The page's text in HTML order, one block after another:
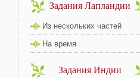
Задания Лапландии
Из нескольких частей
На время
Задания Индии